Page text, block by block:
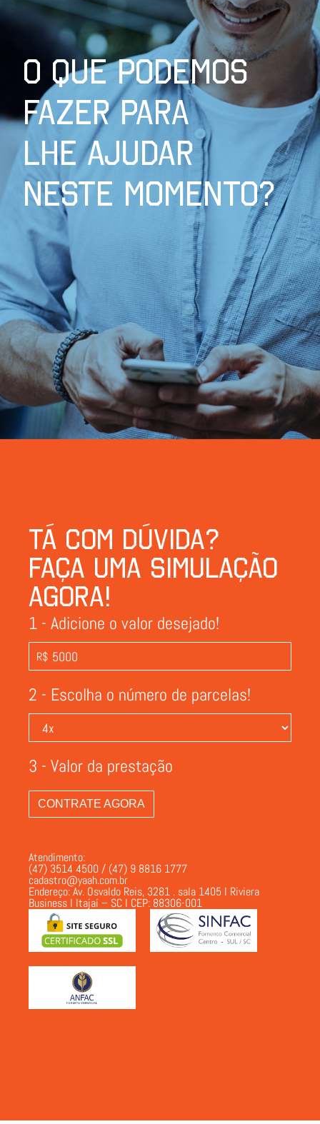
O QUE PODEMOS
FAZER PARA
LHE AJUDAR
NESTE MOMENTO?
Tá com dúvida?
Faça uma simulação
agora!
1 - Adicione o valor desejado!
R$
2 - Escolha o número de parcelas!
3 - Valor da prestação
CONTRATE AGORA
Atendimento:
(47) 3514 4500 / (47) 9 8816 1777
cadastro@yaah.com.br
Endereço: Av. Osvaldo Reis, 3281 . sala 1405 I Riviera
Business I Itajaí – SC I CEP: 88306-001